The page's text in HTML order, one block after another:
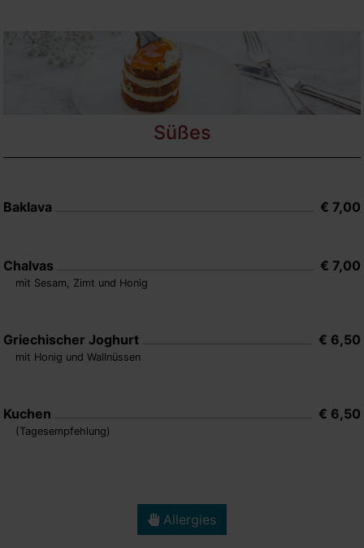
Süßes
Baklava € 7,00
Chalvas € 7,00
mit Sesam, Zimt und Honig
Griechischer Joghurt € 6,50
mit Honig und Wallnüssen
Kuchen € 6,50
(Tagesempfehlung)
Allergies